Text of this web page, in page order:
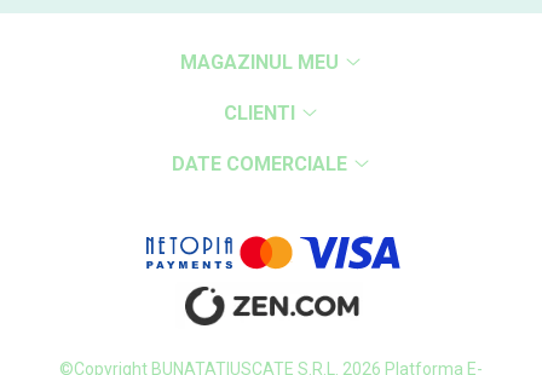
MAGAZINUL MEU
CLIENTI
DATE COMERCIALE
©Copyright BUNATATIUSCATE S.R.L. 2026 Platforma E-